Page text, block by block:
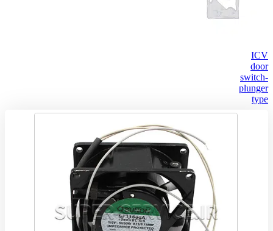
ICV
door
switch-
plunger
type